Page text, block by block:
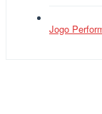
Jogo